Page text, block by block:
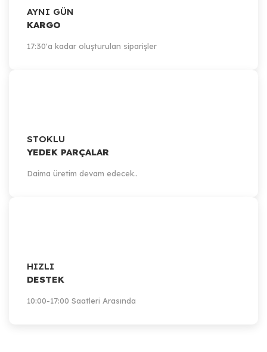
AYNI GÜN
KARGO
17:30'a kadar oluşturulan siparişler
STOKLU
YEDEK PARÇALAR
Daima üretim devam edecek..
HIZLI
DESTEK
10:00-17:00 Saatleri Arasında